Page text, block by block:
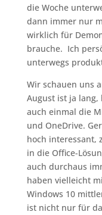
die Woche
dann immer nur
wirklich für
brauche. Ich
unterwegs
Wir schauen uns
August ist ja
auch einmal die
und OneDrive.
hoch interessant,
in die Office-
auch durchaus
haben vielleicht
Windows 10
ist nicht nur für